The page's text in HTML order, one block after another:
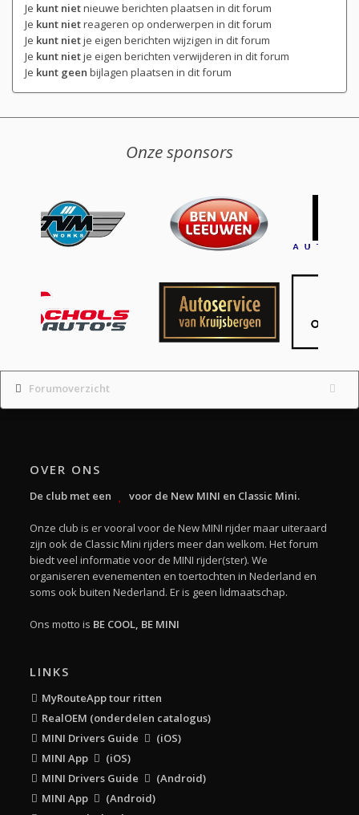
Je kunt nietnieuwe berichten plaatsen in dit forum
Je kunt nietreageren op onderwerpen in dit forum
Je kunt nietje eigen berichten wijzigen in dit forum
Je kunt nietje eigen berichten verwijderen in dit forum
Je kunt geen bijlagen plaatsen in dit forum
Onze sponsors
Forumoverzicht
OVER ONS
De club met een voor de New MINI en Classic Mini.
Onze club is er vooral voor de New MINI rijder maar uiteraard
zijn ook de Classic Mini rijders meer dan welkom. Het forum
biedt veel informatie voor de MINI rijder(ster). We
organiseren evenementen en toertochten in Nederland en
soms ook buiten Nederland. Er is geen lidmaatschap.
Ons motto is BE COOL, BE MINI
LINKS
MyRouteApp tour ritten
RealOEM (onderdelen catalogus)
MINI Drivers Guide
(iOS)
MINI App
(iOS)
MINI Drivers Guide
(Android)
MINI App
(Android)